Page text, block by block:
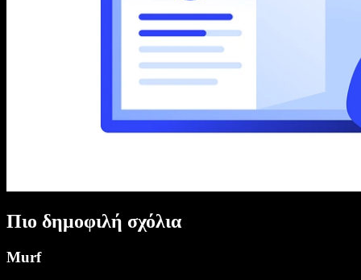
Πιο δημοφιλή σχόλια
Murf